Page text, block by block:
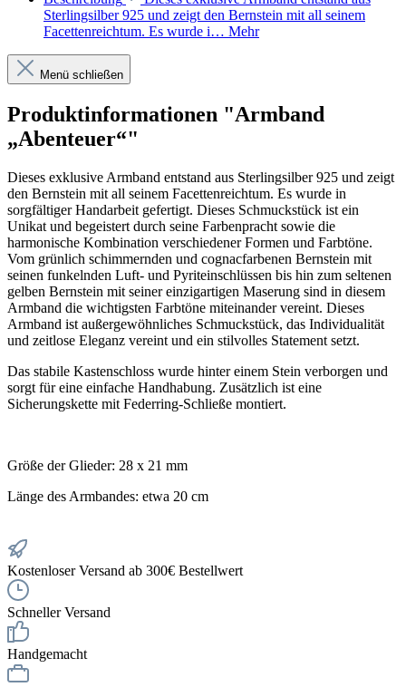
Sterlingsilber 925 und zeigt den Bernstein mit all seinem
Facettenreichtum. Es wurde i… Mehr
Menü schließen
Produktinformationen "Armband
„Abenteuer“"
Dieses exklusive Armband entstand aus Sterlingsilber 925 und zeigt
den Bernstein mit all seinem Facettenreichtum. Es wurde in
sorgfältiger Handarbeit gefertigt. Dieses Schmuckstück ist ein
Unikat und begeistert durch seine Farbenpracht sowie die
harmonische Kombination verschiedener Formen und Farbtöne.
Vom grünlich schimmernden und cognacfarbenen Bernstein mit
seinen funkelnden Luft- und Pyriteinschlüssen bis hin zum seltenen
gelben Bernstein mit seiner einzigartigen Maserung sind in diesem
Armband die wichtigsten Farbtöne miteinander vereint. Dieses
Armband ist außergewöhnliches Schmuckstück, das Individualität
und zeitlose Eleganz vereint und ein stilvolles Statement setzt.
Das stabile Kastenschloss wurde hinter einem Stein verborgen und
sorgt für eine einfache Handhabung. Zusätzlich ist eine
Sicherungskette mit Federring-Schließe montiert.
Größe der Glieder: 28 x 21 mm
Länge des Armbandes: etwa 20 cm
Kostenloser Versand ab 300€ Bestellwert
Schneller Versand
Handgemacht